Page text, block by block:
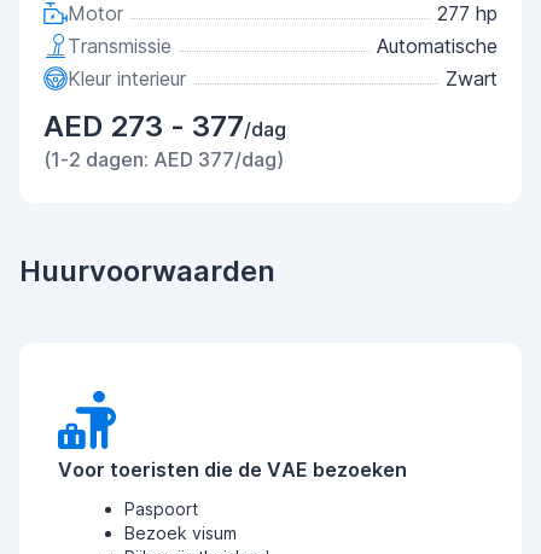
Motor
277 hp
Transmissie
Automatische
Kleur interieur
Zwart
AED 273 - 377/dag
(1-2 dagen: AED 377/dag)
Huurvoorwaarden
Voor toeristen die de VAE bezoeken
Paspoort
Bezoek visum